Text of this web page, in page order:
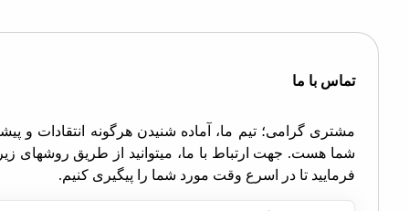
با ما
گرامی؛ تیم ما، آماده شنیدن هرگونه انتقادات و پیشنهادات
هست. جهت ارتباط با ما، میتوانید از طریق روشهای زیر اقدام
تا در اسرع وقت مورد شما را پیگیری کنیم.